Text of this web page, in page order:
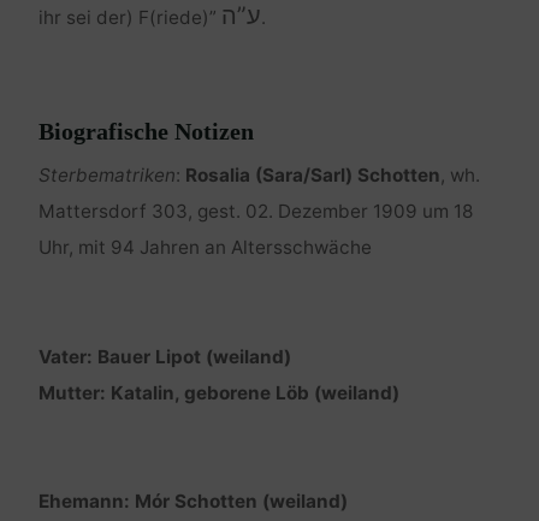
ihr sei der) F(riede)” ע”ה.
Biografische Notizen
Sterbematriken: Rosalia (Sara/Sarl) Schotten, wh.
Mattersdorf 303, gest. 02. Dezember 1909 um 18
Uhr, mit 94 Jahren an Altersschwäche
Vater: Bauer Lipot (weiland)
Mutter: Katalin, geborene Löb (weiland)
Ehemann: Mór Schotten (weiland)